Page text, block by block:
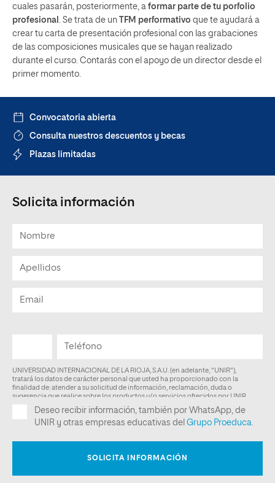
cuales pasarán, posteriormente, a formar parte de tu porfolio
profesional . Se trata de un TFM performativo que te ayudará a
crear tu carta de presentación profesional con las grabaciones
de las composiciones musicales que se hayan realizado
durante el curso. Contarás con el apoyo de un director desde el
primer momento.
Convocatoria abierta
Consulta nuestros descuentos y becas
Plazas limitadas
Solicita información